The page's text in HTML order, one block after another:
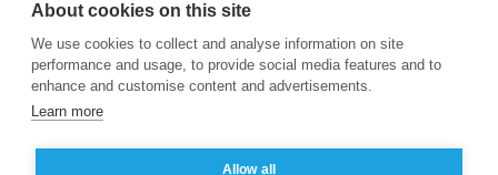
About cookies on this site
We use cookies to collect and analyse information on site
performance and usage, to provide social media features and to
enhance and customise content and advertisements.
Learn more
Allow all